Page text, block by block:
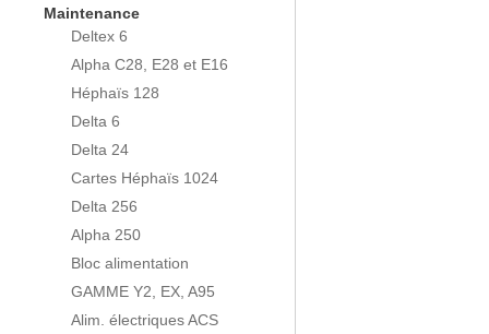
Maintenance
Deltex 6
Alpha C28, E28 et E16
Héphaïs 128
Delta 6
Delta 24
Cartes Héphaïs 1024
Delta 256
Alpha 250
Bloc alimentation
GAMME Y2, EX, A95
Alim. électriques ACS